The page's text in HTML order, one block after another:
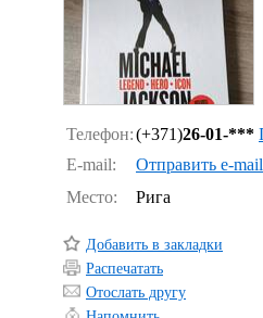
Телефон:(+371)26-01-***
E-mail:
Отправить e-mail
Место:
Рига
Добавить в закладки
Распечатать
Отослать другу